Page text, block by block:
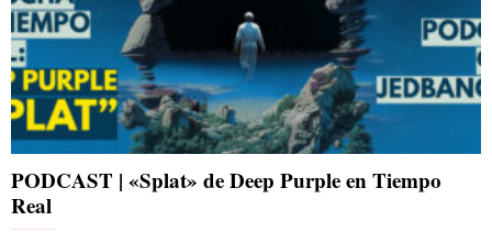
PODCAST | «Splat» de Deep Purple en Tiempo
Real